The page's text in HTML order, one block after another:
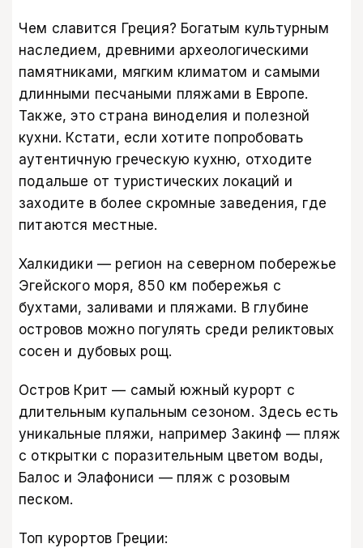
Чем славится Греция? Богатым культурным
наследием, древними археологическими
памятниками, мягким климатом и самыми
длинными песчаными пляжами в Европе.
Также, это страна виноделия и полезной
кухни. Кстати, если хотите попробовать
аутентичную греческую кухню, отходите
подальше от туристических локаций и
заходите в более скромные заведения, где
питаются местные.
Халкидики — регион на северном побережье
Эгейского моря, 850 км побережья с
бухтами, заливами и пляжами. В глубине
островов можно погулять среди реликтовых
сосен и дубовых рощ.
Остров Крит — самый южный курорт с
длительным купальным сезоном. Здесь есть
уникальные пляжи, например Закинф — пляж
с открытки с поразительным цветом воды,
Балос и Элафониси — пляж с розовым
песком.
Топ курортов Греции: